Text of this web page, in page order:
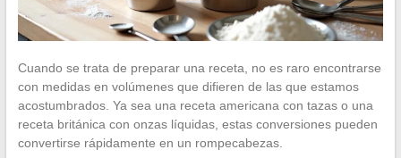
Cuando se trata de preparar una receta, no es raro encontrarse
con medidas en volúmenes que difieren de las que estamos
acostumbrados. Ya sea una receta americana con tazas o una
receta británica con onzas líquidas, estas conversiones pueden
convertirse rápidamente en un rompecabezas.